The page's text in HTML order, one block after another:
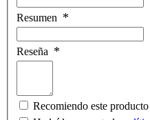
Resumen
Reseña
Recomiendo este producto